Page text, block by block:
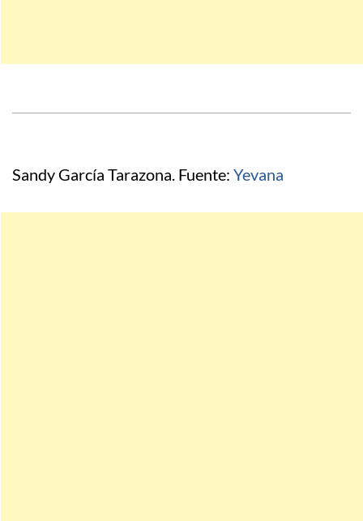
Sandy García Tarazona. Fuente: Yevana